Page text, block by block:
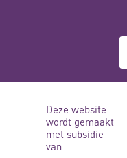
Deze website
wordt gemaakt
met subsidie
van